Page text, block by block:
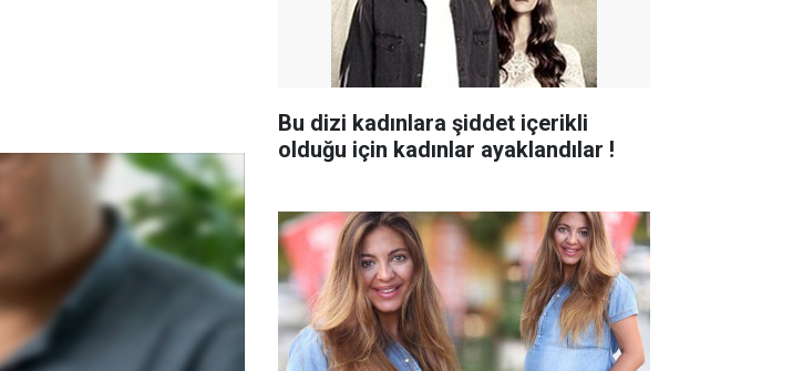
Bu dizi kadınlara şiddet içerikli
olduğu için kadınlar ayaklandılar !